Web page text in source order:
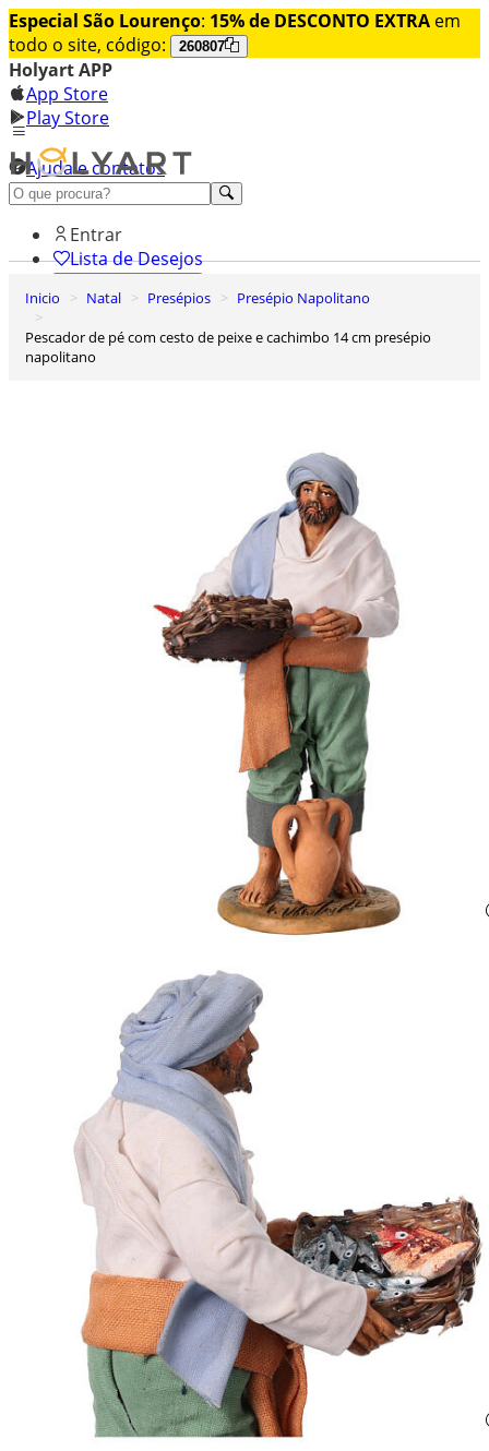
Especial São Lourenço: 15% de DESCONTO EXTRA em
todo o site, código:
260807
Holyart APP
App Store
Play Store
Ajuda e contatos
Conheça premium
Entrar
Lista de Desejos
Inicio Natal Presépios
Presépio Napolitano
Pescador de pé com cesto de peixe e cachimbo 14 cm presépio
napolitano